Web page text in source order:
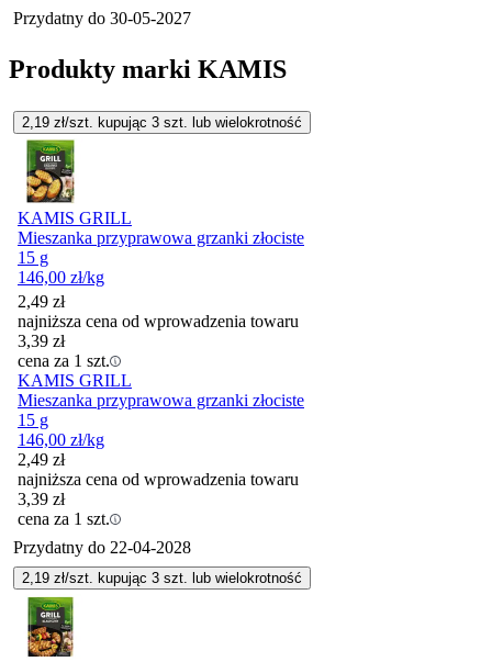
Przydatny do 30-05-2027
Produkty marki KAMIS
2,19 zł/szt. kupując 3 szt. lub wielokrotność
KAMIS GRILL
Mieszanka przyprawowa grzanki złociste
15 g
146,00 zł/kg
2,49 zł
najniższa cena od wprowadzenia towaru
3,39 zł
cena za 1 szt.
KAMIS GRILL
Mieszanka przyprawowa grzanki złociste
15 g
146,00 zł/kg
2,49 zł
najniższa cena od wprowadzenia towaru
3,39 zł
cena za 1 szt.
Przydatny do 22-04-2028
2,19 zł/szt. kupując 3 szt. lub wielokrotność